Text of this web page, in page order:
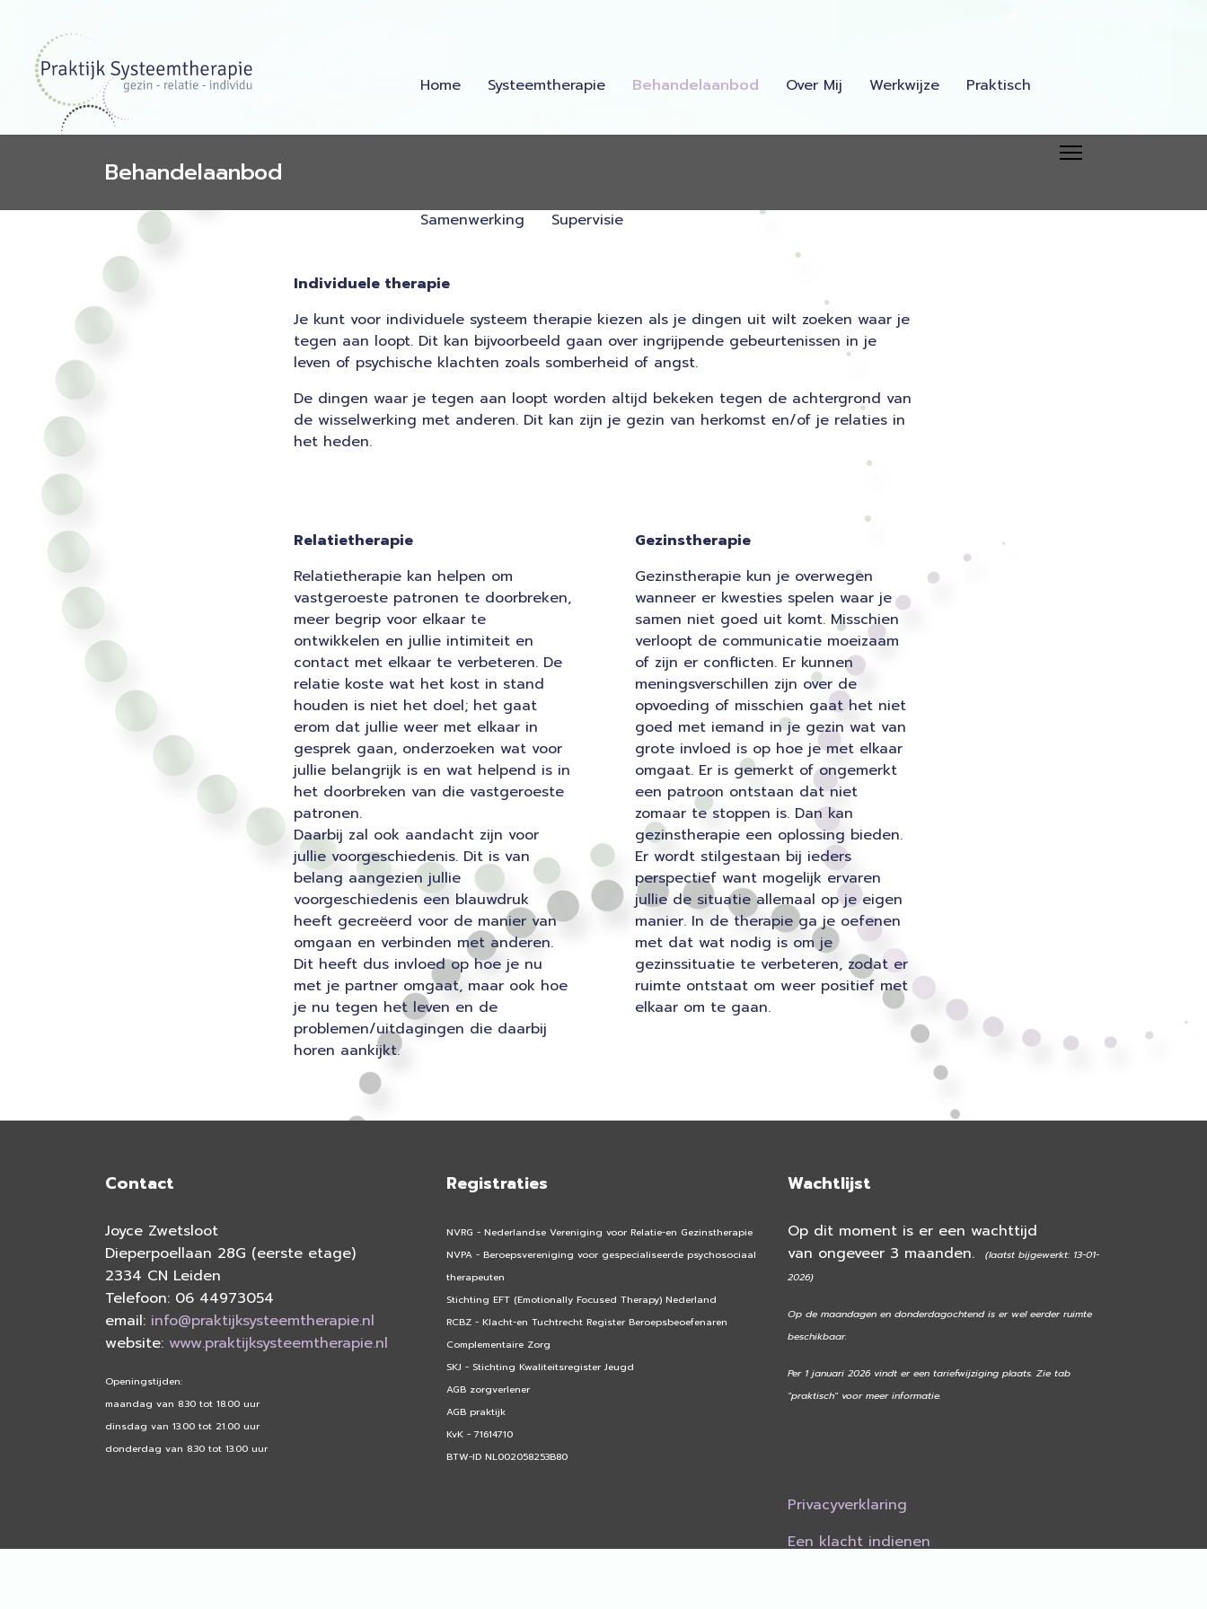
Home Systeemtherapie Behandelaanbod Over Mij Werkwijze Praktisch
Samenwerking Supervisie
Behandelaanbod
Individuele therapie
Je kunt voor individuele systeem therapie kiezen als je dingen uit wilt zoeken waar je
tegen aan loopt. Dit kan bijvoorbeeld gaan over ingrijpende gebeurtenissen in je
leven of psychische klachten zoals somberheid of angst.
De dingen waar je tegen aan loopt worden altijd bekeken tegen de achtergrond van
de wisselwerking met anderen. Dit kan zijn je gezin van herkomst en/of je relaties in
het heden.
Relatietherapie
Relatietherapie kan helpen om
vastgeroeste patronen te doorbreken,
meer begrip voor elkaar te
ontwikkelen en jullie intimiteit en
contact met elkaar te verbeteren. De
relatie koste wat het kost in stand
houden is niet het doel; het gaat
erom dat jullie weer met elkaar in
gesprek gaan, onderzoeken wat voor
jullie belangrijk is en wat helpend is in
het doorbreken van die vastgeroeste
patronen.
Daarbij zal ook aandacht zijn voor
jullie voorgeschiedenis. Dit is van
belang aangezien jullie
voorgeschiedenis een blauwdruk
heeft gecreëerd voor de manier van
omgaan en verbinden met anderen.
Dit heeft dus invloed op hoe je nu
met je partner omgaat, maar ook hoe
je nu tegen het leven en de
problemen/uitdagingen die daarbij
horen aankijkt.
Gezinstherapie
Gezinstherapie kun je overwegen
wanneer er kwesties spelen waar je
samen niet goed uit komt. Misschien
verloopt de communicatie moeizaam
of zijn er conflicten. Er kunnen
meningsverschillen zijn over de
opvoeding of misschien gaat het niet
goed met iemand in je gezin wat van
grote invloed is op hoe je met elkaar
omgaat. Er is gemerkt of ongemerkt
een patroon ontstaan dat niet
zomaar te stoppen is. Dan kan
gezinstherapie een oplossing bieden.
Er wordt stilgestaan bij ieders
perspectief want mogelijk ervaren
jullie de situatie allemaal op je eigen
manier. In de therapie ga je oefenen
met dat wat nodig is om je
gezinssituatie te verbeteren, zodat er
ruimte ontstaat om weer positief met
elkaar om te gaan.
Contact
Joyce Zwetsloot
Dieperpoellaan 28G (eerste etage)
2334 CN Leiden
Telefoon: 06 44973054
email: info@praktijksysteemtherapie.nl
website: www.praktijksysteemtherapie.nl
Openingstijden:
maandag van 8.30 tot 18.00 uur
dinsdag van 13.00 tot 21.00 uur
donderdag van 8.30 tot 13.00 uur
Registraties
NVRG - Nederlandse Vereniging voor Relatie-en Gezinstherapie
NVPA - Beroepsvereniging voor gespecialiseerde psychosociaal
therapeuten
Stichting EFT (Emotionally Focused Therapy) Nederland
RCBZ - Klacht-en Tuchtrecht Register Beroepsbeoefenaren
Complementaire Zorg
SKJ - Stichting Kwaliteitsregister Jeugd
AGB zorgverlener
AGB praktijk
KvK - 71614710
BTW-ID NL002058253B80
Wachtlijst
Op dit moment is er een wachttijd
van ongeveer 3 maanden.
(laatst bijgewerkt: 13-01-
2026)
Op de maandagen en donderdagochtend is er wel eerder ruimte
beschikbaar.
Per 1 januari 2026 vindt er een tariefwijziging plaats. Zie tab
"praktisch" voor meer informatie.
Privacyverklaring
Een klacht indienen